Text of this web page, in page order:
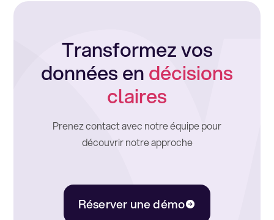
Transformez vos
données endécisions
claires
Prenez contact avec notre équipe pour
découvrir notre approche
Réserver une démo